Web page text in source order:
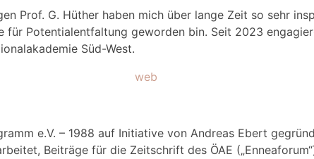
Prof. G. Hüther haben mich über lange Zeit so sehr
für Potentialentfaltung geworden bin. Seit 2023
Süd-West.
web
e.V. – 1988 auf Initiative von Andreas Ebert
Beiträge für die Zeitschrift des ÖAE